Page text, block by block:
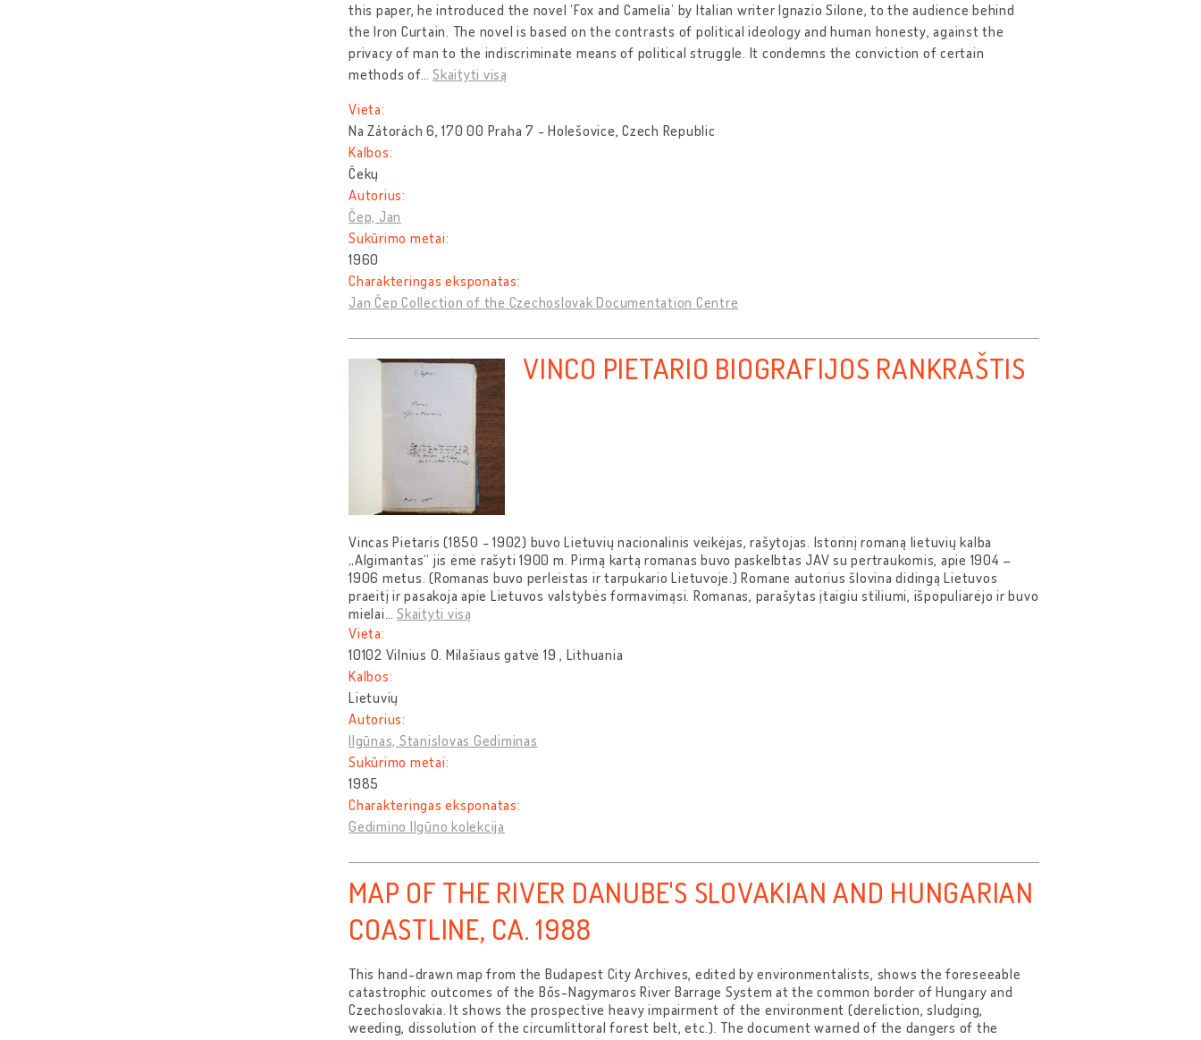
this paper, he introduced the novel ‘Fox and Camelia’ by Italian writer Ignazio Silone, to the audience behind
the Iron Curtain. The novel is based on the contrasts of political ideology and human honesty, against the
privacy of man to the indiscriminate means of political struggle. It condemns the conviction of certain
methods of… Skaityti visą
Vieta:
Na Zátorách 6, 170 00 Praha 7 - Holešovice, Czech Republic
Kalbos:
Čekų
Autorius:
Čep, Jan
Sukūrimo metai:
1960
Charakteringas eksponatas:
Jan Čep Collection of the Czechoslovak Documentation Centre
VINCO PIETARIO BIOGRAFIJOS RANKRAŠTIS
Vincas Pietaris (1850 - 1902) buvo Lietuvių nacionalinis veikėjas, rašytojas. Istorinį romaną lietuvių kalba
„Algimantas“ jis ėmė rašyti 1900 m. Pirmą kartą romanas buvo paskelbtas JAV su pertraukomis, apie 1904 –
1906 metus. (Romanas buvo perleistas ir tarpukario Lietuvoje.) Romane autorius šlovina didingą Lietuvos
praeitį ir pasakoja apie Lietuvos valstybės formavimąsi. Romanas, parašytas įtaigiu stiliumi, išpopuliarėjo ir buvo
mielai… Skaityti visą
Vieta:
10102 Vilnius O. Milašiaus gatvė 19 , Lithuania
Kalbos:
Lietuvių
Autorius:
Ilgūnas, Stanislovas Gediminas
Sukūrimo metai:
1985
Charakteringas eksponatas:
Gedimino Ilgūno kolekcija
MAP OF THE RIVER DANUBE'S SLOVAKIAN AND HUNGARIAN
COASTLINE, CA. 1988
This hand-drawn map from the Budapest City Archives, edited by environmentalists, shows the foreseeable
catastrophic outcomes of the Bős-Nagymaros River Barrage System at the common border of Hungary and
Czechoslovakia. It shows the prospective heavy impairment of the environment (dereliction, sludging,
weeding, dissolution of the circumlittoral forest belt, etc.). The document warned of the dangers of the